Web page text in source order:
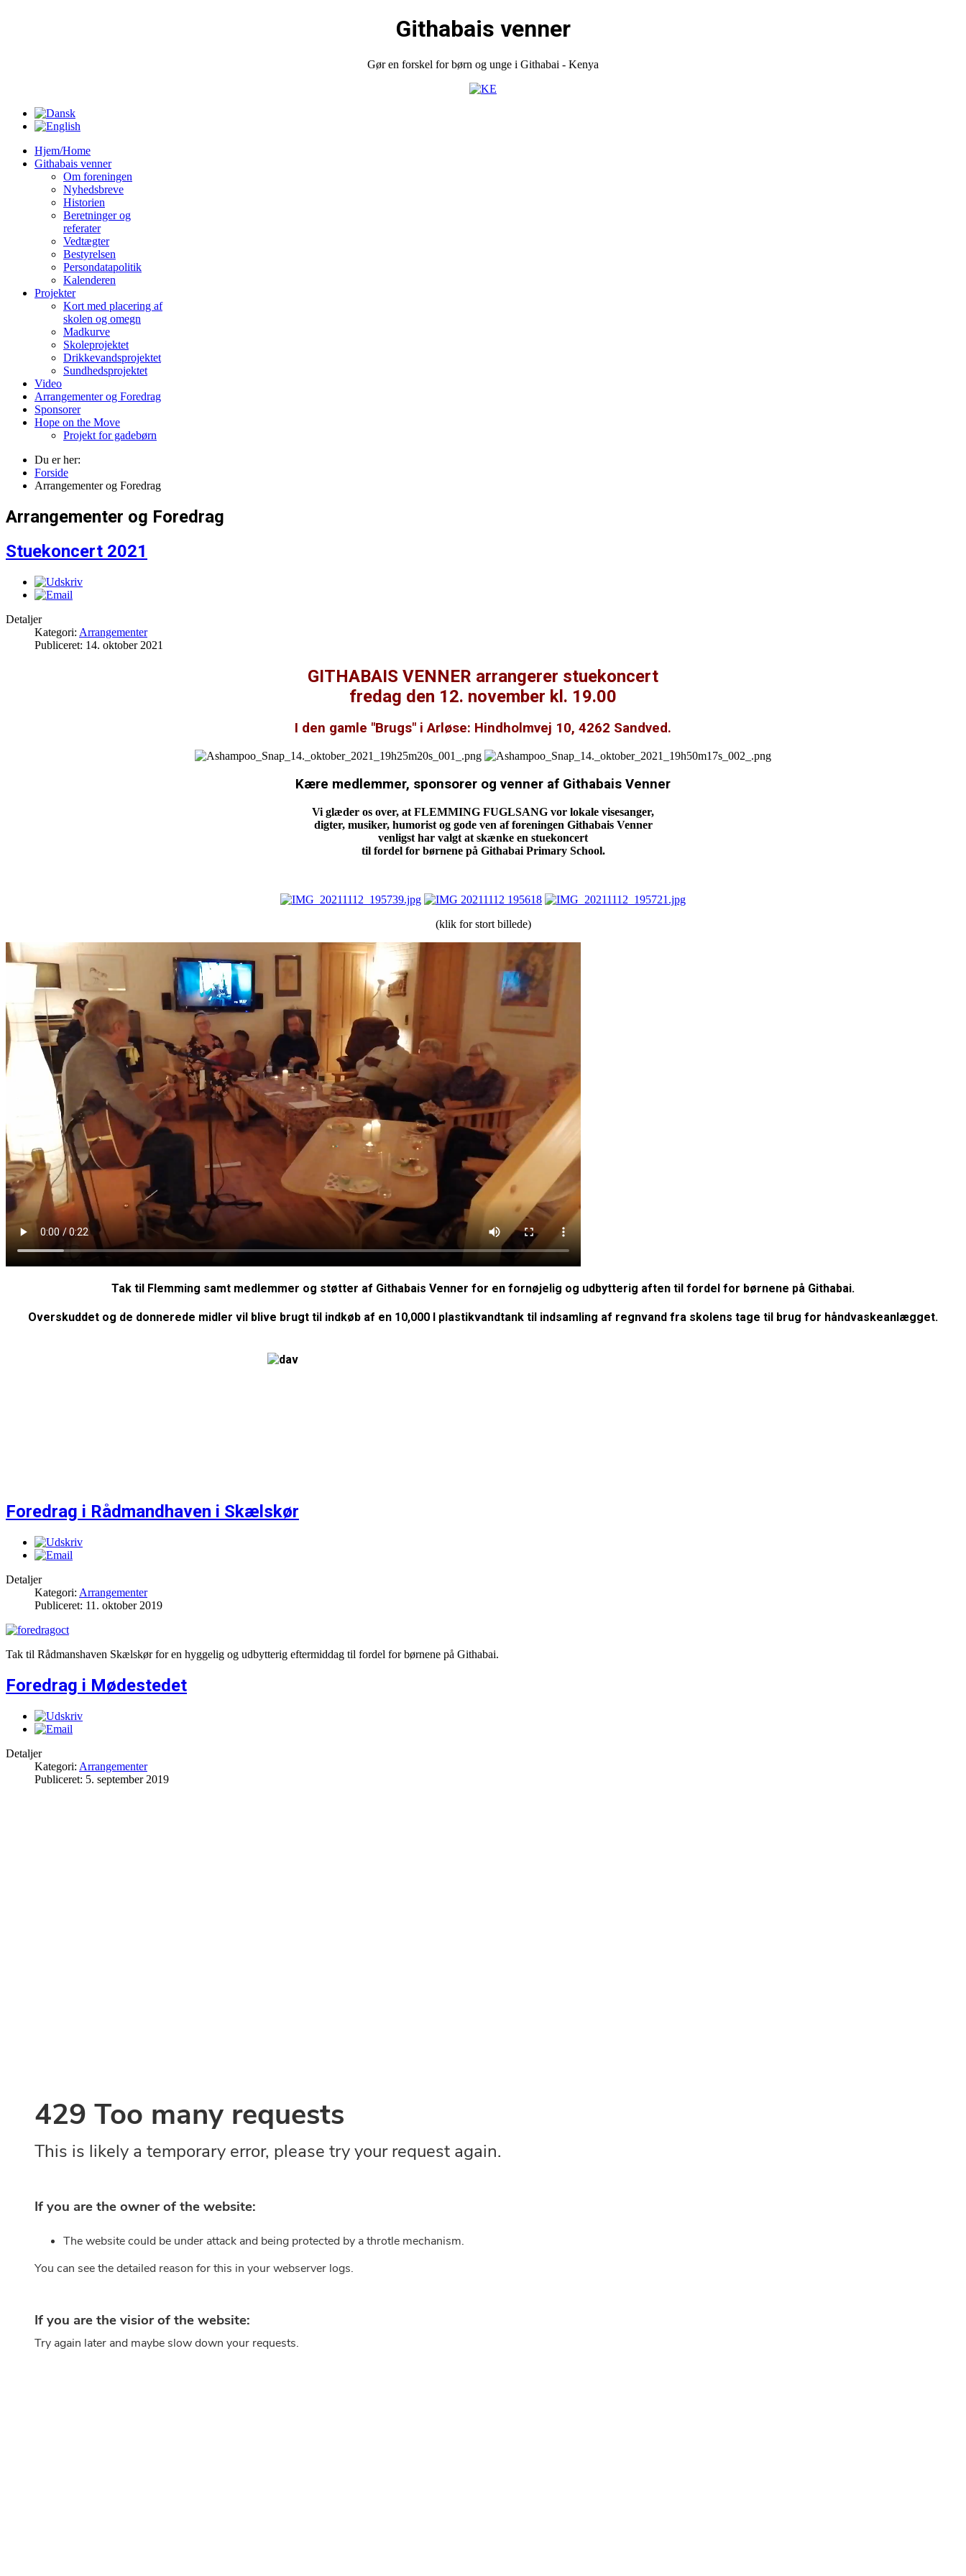
Githabais venner
Gør en forskel for børn og unge i Githabai - Kenya
Hjem/Home
Githabais venner
Om foreningen
Nyhedsbreve
Historien
Beretninger og
referater
Vedtægter
Bestyrelsen
Persondatapolitik
Kalenderen
Projekter
Kort med placering af
skolen og omegn
Madkurve
Skoleprojektet
Drikkevandsprojektet
Sundhedsprojektet
Video
Arrangementer og Foredrag
Sponsorer
Hope on the Move
Projekt for gadebørn
Du er her:
Forside
Arrangementer og Foredrag
Arrangementer og Foredrag
Stuekoncert 2021
Detaljer
Kategori: Arrangementer
Publiceret: 14. oktober 2021
GITHABAIS VENNER arrangerer stuekoncert
fredag den 12. november kl. 19.00
I den gamle "Brugs" i Arløse: Hindholmvej 10, 4262 Sandved.
Kære medlemmer, sponsorer og venner af Githabais Venner
Vi glæder os over, at FLEMMING FUGLSANG vor lokale visesanger,
digter, musiker, humorist og gode ven af foreningen Githabais Venner
venligst har valgt at skænke en stuekoncert
til fordel for børnene på Githabai Primary School.
(klik for stort billede)
Tak til Flemming samt medlemmer og støtter af Githabais Venner for en fornøjelig og udbytterig aften til fordel for børnene på Githabai.
Overskuddet og de donnerede midler vil blive brugt til indkøb af en 10,000 l plastikvandtank til indsamling af regnvand fra skolens tage til brug for håndvaskeanlægget.
Foredrag i Rådmandhaven i Skælskør
Detaljer
Kategori: Arrangementer
Publiceret: 11. oktober 2019
Tak til Rådmanshaven Skælskør for en hyggelig og udbytterig eftermiddag til fordel for børnene på Githabai.
Foredrag i Mødestedet
Detaljer
Kategori: Arrangementer
Publiceret: 5. september 2019